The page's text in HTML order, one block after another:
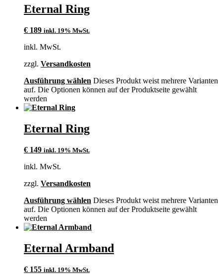
Eternal Ring
€ 189 inkl. 19% MwSt.
inkl. MwSt.
zzgl. Versandkosten
Ausführung wählen Dieses Produkt weist mehrere Varianten
auf. Die Optionen können auf der Produktseite gewählt
werden
Eternal Ring
€ 149 inkl. 19% MwSt.
inkl. MwSt.
zzgl. Versandkosten
Ausführung wählen Dieses Produkt weist mehrere Varianten
auf. Die Optionen können auf der Produktseite gewählt
werden
Eternal Armband
€ 155 inkl. 19% MwSt.